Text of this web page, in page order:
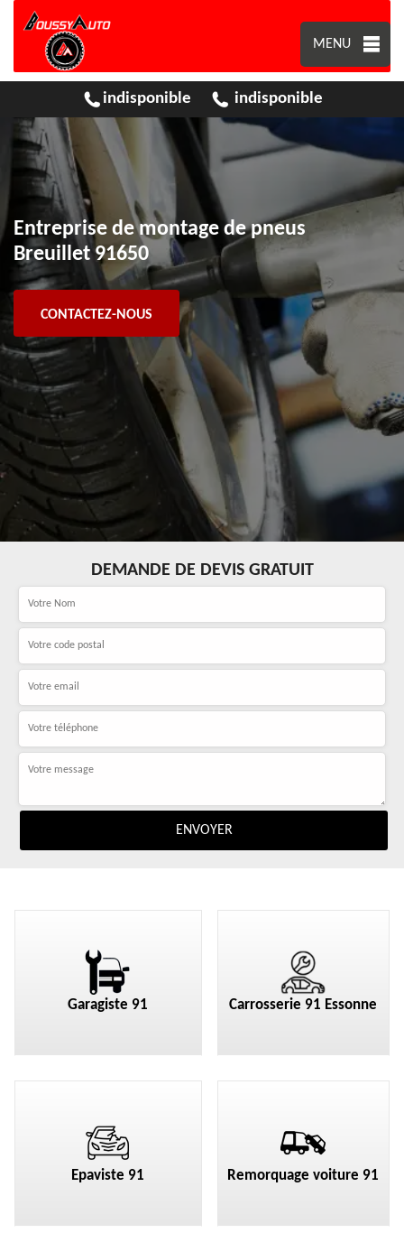
MENU
indisponible indisponible
Entreprise de montage de pneus
Breuillet 91650
CONTACTEZ-NOUS
DEMANDE DE DEVIS GRATUIT
Garagiste 91 Carrosserie 91 Essonne
Epaviste 91 Remorquage voiture 91